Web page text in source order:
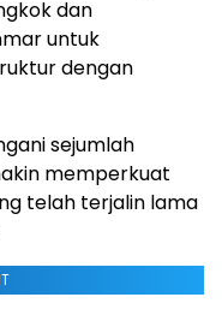
dan
untuk
dengan
sejumlah
memperkuat
telah terjalin lama